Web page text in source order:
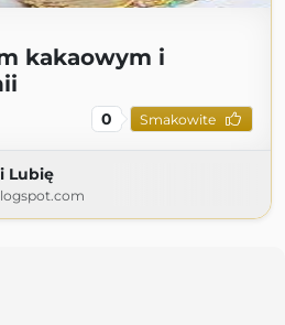
kakaowym i
0 Smakowite
Lubię